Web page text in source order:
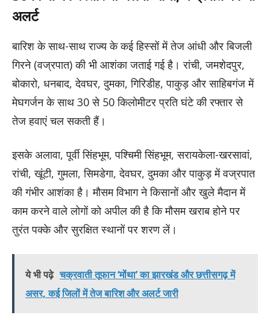
अलर्ट
बारिश के साथ-साथ राज्य के कई हिस्सों में तेज आंधी और बिजली
गिरने (वज्रपात) की भी आशंका जताई गई है। रांची, जमशेदपुर,
बोकारो, धनबाद, देवघर, दुमका, गिरिडीह, पाकुड़ और साहिबगंज में
मेघगर्जन के साथ 30 से 50 किलोमीटर प्रति घंटे की रफ्तार से
तेज हवाएं चल सकती हैं।
इसके अलावा, पूर्वी सिंहभूम, पश्चिमी सिंहभूम, सरायकेला-खरसावां,
रांची, खूंटी, गुमला, सिमडेगा, देवघर, दुमका और पाकुड़ में वज्रपात
की गंभीर आशंका है। मौसम विभाग ने किसानों और खुले मैदान में
काम करने वाले लोगों को अपील की है कि मौसम खराब होने पर
तुरंत पक्के और सुरक्षित स्थानों पर शरण लें।
ये भी पढ़े चक्रवाती तूफान ‘मोंथा’ का झारखंड और छत्तीसगढ़ में
असर, कई जिलों में तेज बारिश और अलर्ट जारी